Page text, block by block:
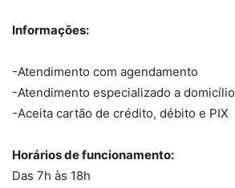
Informações:
-Atendimento com agendamento
-Atendimento especializado a domicílio
-Aceita cartão de crédito, débito e PIX
Horários de funcionamento:
Das 7h às 18h